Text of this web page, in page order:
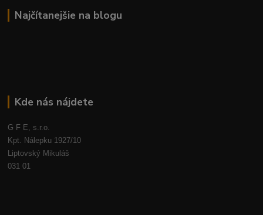
Najčítanejšie na blogu
Kde nás nájdete
G F E, s.r.o.
Kpt. Nálepku 1927/10
Liptovský Mikuláš
031 01